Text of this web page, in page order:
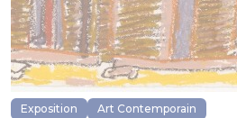
Exposition Art Contemporain